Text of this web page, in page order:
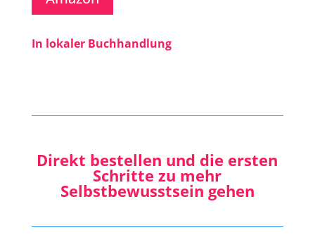
In lokaler Buchhandlung
Direkt bestellen und die ersten
Schritte zu mehr
Selbstbewusstsein gehen